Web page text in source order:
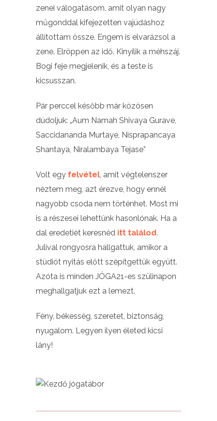
zenei válogatásom, amit olyan nagy
műgonddal kifejezetten vajúdáshoz
állítottam össze. Engem is elvarázsol a
zene. Elröppen az idő. Kinyílik a méhszáj.
Bogi feje megjelenik, és a teste is
kicsusszan.
Pár perccel később már közösen
dúdoljuk: „Aum Namah Shivaya Gurave,
Saccidananda Murtaye, Nisprapancaya
Shantaya, Niralambaya Tejase”
Volt egy felvétel, amit végtelenszer
néztem meg, azt érezve, hogy ennél
nagyobb csoda nem történhet. Most mi
is a részesei lehettünk hasonlónak. Ha a
dal eredetiét keresnéd itt találod.
Julival rongyosra hallgattuk, amikor a
stúdiót nyitás előtt szépítgettük együtt.
Azóta is minden JÓGA21-es szülinapon
meghallgatjuk ezt a lemezt.
Fény, békesség, szeretet, biztonság,
nyugalom. Legyen ilyen életed kicsi
lány!